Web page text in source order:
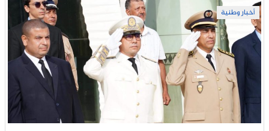
أخبار وطنية